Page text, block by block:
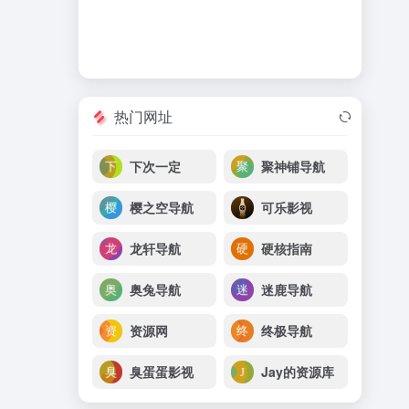
热门网址
下次一定 聚神铺导航
樱之空导航 可乐影视
龙轩导航 硬核指南
奥兔导航 迷鹿导航
资源网 终极导航
臭蛋蛋影视 Jay的资源库